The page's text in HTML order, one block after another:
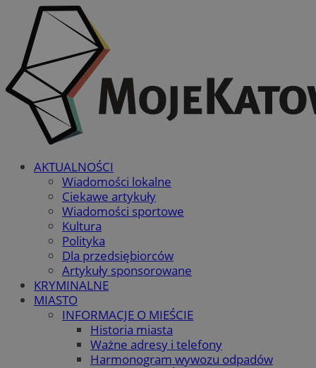
AKTUALNOŚCI
Wiadomości lokalne
Ciekawe artykuły
Wiadomości sportowe
Kultura
Polityka
Dla przedsiębiorców
Artykuły sponsorowane
KRYMINALNE
MIASTO
INFORMACJE O MIEŚCIE
Historia miasta
Ważne adresy i telefony
Harmonogram wywozu odpadów